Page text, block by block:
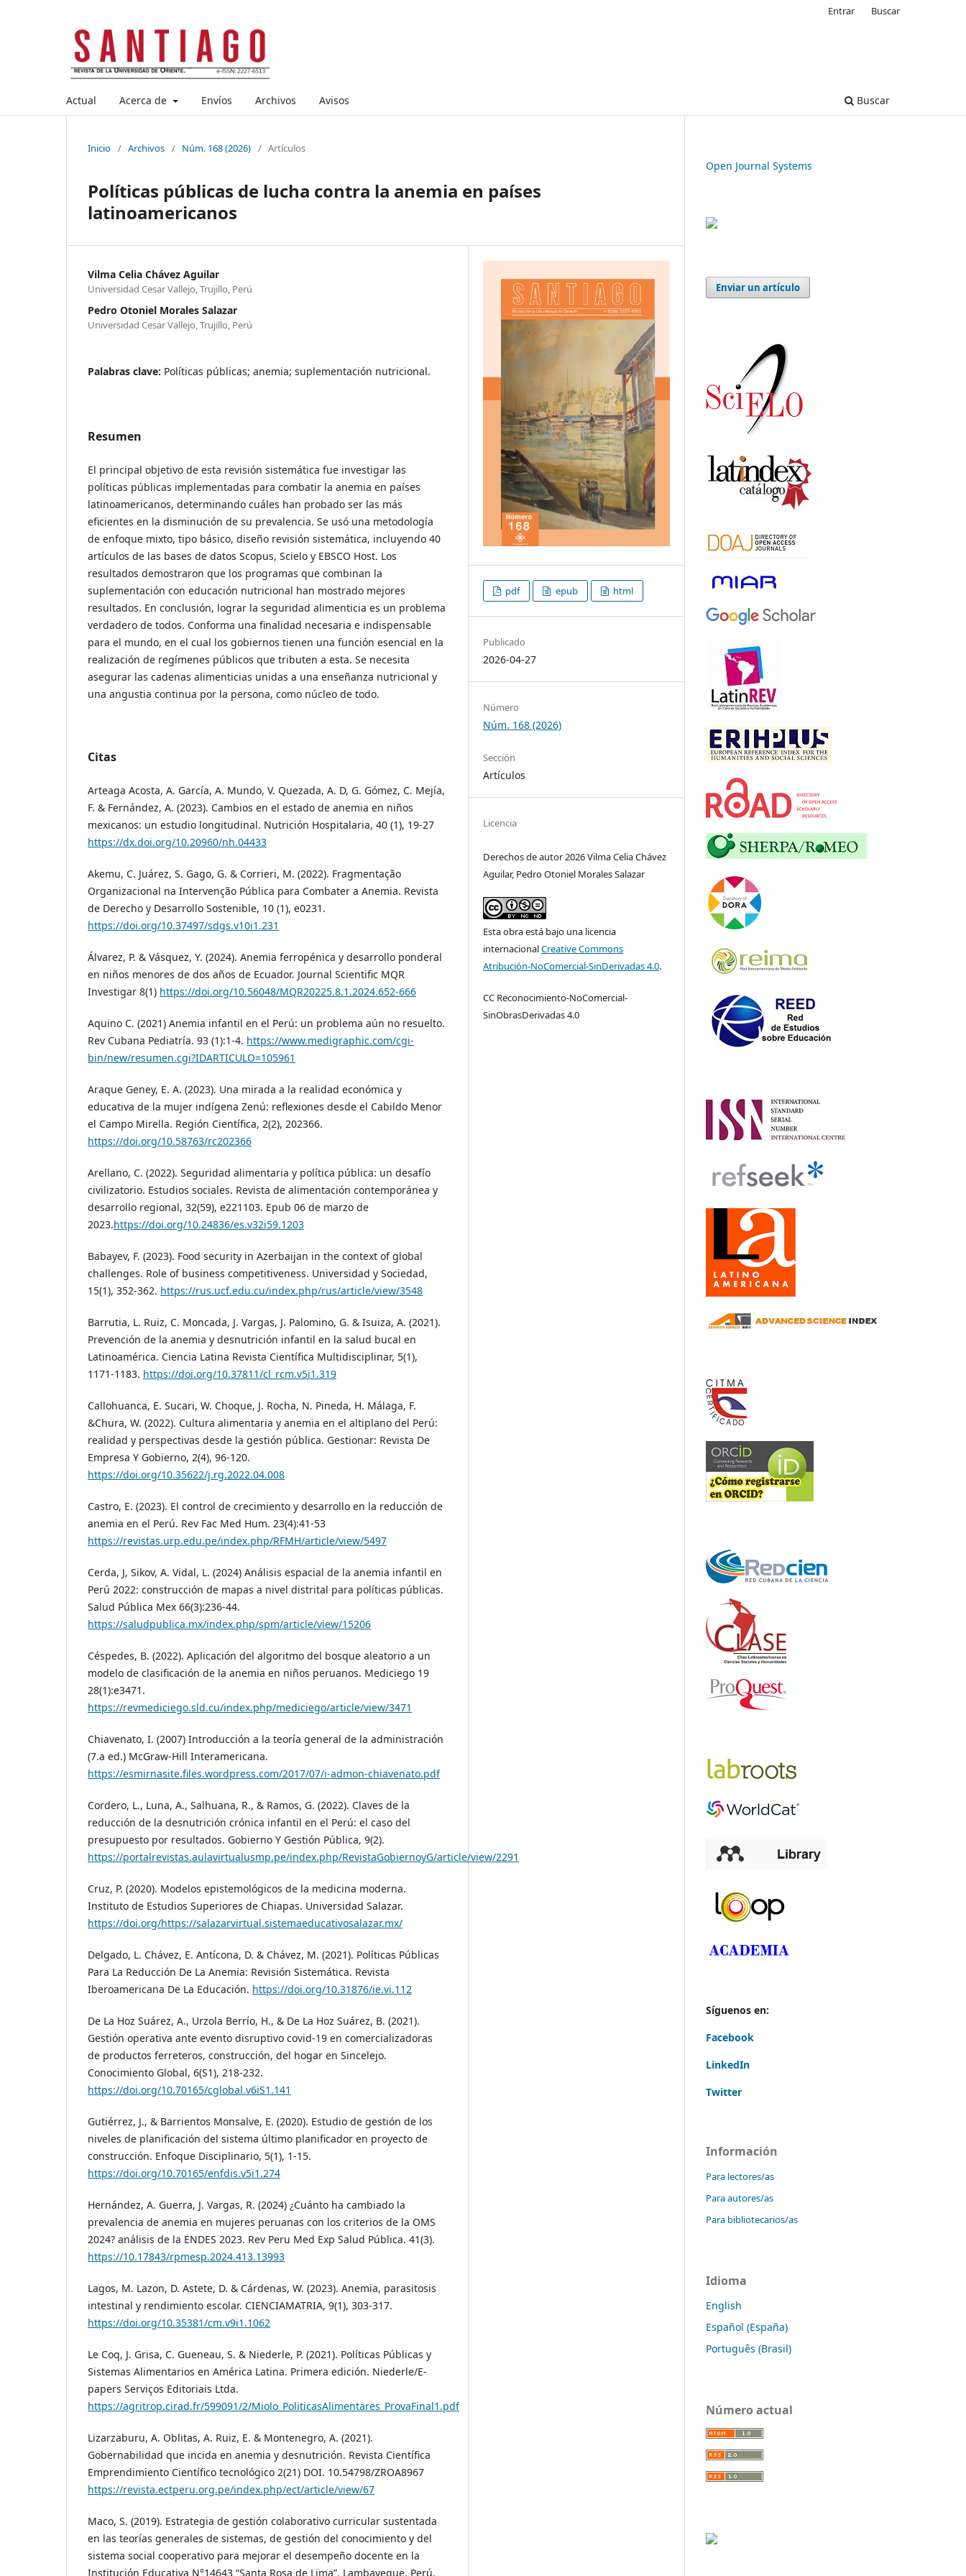
Actual Acerca de Envíos Archivos Avisos Buscar
Entrar Buscar
Inicio / Archivos / Núm. 168 (2026) / Artículos
Políticas públicas de lucha contra la anemia en países
latinoamericanos
Vilma Celia Chávez Aguilar
Universidad Cesar Vallejo, Trujillo, Perú
Pedro Otoniel Morales Salazar
Universidad Cesar Vallejo, Trujillo, Perú
Palabras clave: Políticas públicas; anemia; suplementación nutricional.
Resumen
El principal objetivo de esta revisión sistemática fue investigar las
políticas públicas implementadas para combatir la anemia en países
latinoamericanos, determinando cuáles han probado ser las más
eficientes en la disminución de su prevalencia. Se usó una metodología
de enfoque mixto, tipo básico, diseño revisión sistemática, incluyendo 40
artículos de las bases de datos Scopus, Scielo y EBSCO Host. Los
resultados demostraron que los programas que combinan la
suplementación con educación nutricional han mostrado mejores
resultados. En conclusión, lograr la seguridad alimenticia es un problema
verdadero de todos. Conforma una finalidad necesaria e indispensable
para el mundo, en el cual los gobiernos tienen una función esencial en la
realización de regímenes públicos que tributen a esta. Se necesita
asegurar las cadenas alimenticias unidas a una enseñanza nutricional y
una angustia continua por la persona, como núcleo de todo.
Citas
Arteaga Acosta, A. García, A. Mundo, V. Quezada, A. D, G. Gómez, C. Mejía,
F. & Fernández, A. (2023). Cambios en el estado de anemia en niños
mexicanos: un estudio longitudinal. Nutrición Hospitalaria, 40 (1), 19-27
https://dx.doi.org/10.20960/nh.04433
Akemu, C. Juárez, S. Gago, G. & Corrieri, M. (2022). Fragmentação
Organizacional na Intervenção Pública para Combater a Anemia. Revista
de Derecho y Desarrollo Sostenible, 10 (1), e0231.
https://doi.org/10.37497/sdgs.v10i1.231
Álvarez, P. & Vásquez, Y. (2024). Anemia ferropénica y desarrollo ponderal
en niños menores de dos años de Ecuador. Journal Scientific MQR
Investigar 8(1) https://doi.org/10.56048/MQR20225.8.1.2024.652-666
Aquino C. (2021) Anemia infantil en el Perú: un problema aún no resuelto.
Rev Cubana Pediatría. 93 (1):1-4. https://www.medigraphic.com/cgi-
bin/new/resumen.cgi?IDARTICULO=105961
Araque Geney, E. A. (2023). Una mirada a la realidad económica y
educativa de la mujer indígena Zenú: reflexiones desde el Cabildo Menor
el Campo Mirella. Región Científica, 2(2), 202366.
https://doi.org/10.58763/rc202366
Arellano, C. (2022). Seguridad alimentaria y política pública: un desafío
civilizatorio. Estudios sociales. Revista de alimentación contemporánea y
desarrollo regional, 32(59), e221103. Epub 06 de marzo de
2023.https://doi.org/10.24836/es.v32i59.1203
Babayev, F. (2023). Food security in Azerbaijan in the context of global
challenges. Role of business competitiveness. Universidad y Sociedad,
15(1), 352-362. https://rus.ucf.edu.cu/index.php/rus/article/view/3548
Barrutia, L. Ruiz, C. Moncada, J. Vargas, J. Palomino, G. & Isuiza, A. (2021).
Prevención de la anemia y desnutrición infantil en la salud bucal en
Latinoamérica. Ciencia Latina Revista Científica Multidisciplinar, 5(1),
1171-1183. https://doi.org/10.37811/cl_rcm.v5i1.319
Callohuanca, E. Sucari, W. Choque, J. Rocha, N. Pineda, H. Málaga, F.
&Chura, W. (2022). Cultura alimentaria y anemia en el altiplano del Perú:
realidad y perspectivas desde la gestión pública. Gestionar: Revista De
Empresa Y Gobierno, 2(4), 96-120.
https://doi.org/10.35622/j.rg.2022.04.008
Castro, E. (2023). El control de crecimiento y desarrollo en la reducción de
anemia en el Perú. Rev Fac Med Hum. 23(4):41-53
https://revistas.urp.edu.pe/index.php/RFMH/article/view/5497
Cerda, J, Sikov, A. Vidal, L. (2024) Análisis espacial de la anemia infantil en
Perú 2022: construcción de mapas a nivel distrital para políticas públicas.
Salud Pública Mex 66(3):236-44.
https://saludpublica.mx/index.php/spm/article/view/15206
Céspedes, B. (2022). Aplicación del algoritmo del bosque aleatorio a un
modelo de clasificación de la anemia en niños peruanos. Mediciego 19
28(1):e3471.
https://revmediciego.sld.cu/index.php/mediciego/article/view/3471
Chiavenato, I. (2007) Introducción a la teoría general de la administración
(7.a ed.) McGraw-Hill Interamericana.
https://esmirnasite.files.wordpress.com/2017/07/i-admon-chiavenato.pdf
Cordero, L., Luna, A., Salhuana, R., & Ramos, G. (2022). Claves de la
reducción de la desnutrición crónica infantil en el Perú: el caso del
presupuesto por resultados. Gobierno Y Gestión Pública, 9(2).
https://portalrevistas.aulavirtualusmp.pe/index.php/RevistaGobiernoyG/article/view/2291
Cruz, P. (2020). Modelos epistemológicos de la medicina moderna.
Instituto de Estudios Superiores de Chiapas. Universidad Salazar.
https://doi.org/https://salazarvirtual.sistemaeducativosalazar.mx/
Delgado, L. Chávez, E. Antícona, D. & Chávez, M. (2021). Políticas Públicas
Para La Reducción De La Anemia: Revisión Sistemática. Revista
Iberoamericana De La Educación. https://doi.org/10.31876/ie.vi.112
De La Hoz Suárez, A., Urzola Berrío, H., & De La Hoz Suárez, B. (2021).
Gestión operativa ante evento disruptivo covid-19 en comercializadoras
de productos ferreteros, construcción, del hogar en Sincelejo.
Conocimiento Global, 6(S1), 218-232.
https://doi.org/10.70165/cglobal.v6iS1.141
Gutiérrez, J., & Barrientos Monsalve, E. (2020). Estudio de gestión de los
niveles de planificación del sistema último planificador en proyecto de
construcción. Enfoque Disciplinario, 5(1), 1-15.
https://doi.org/10.70165/enfdis.v5i1.274
Hernández, A. Guerra, J. Vargas, R. (2024) ¿Cuánto ha cambiado la
prevalencia de anemia en mujeres peruanas con los criterios de la OMS
2024? análisis de la ENDES 2023. Rev Peru Med Exp Salud Pública. 41(3).
https://10.17843/rpmesp.2024.413.13993
Lagos, M. Lazon, D. Astete, D. & Cárdenas, W. (2023). Anemia, parasitosis
intestinal y rendimiento escolar. CIENCIAMATRIA, 9(1), 303-317.
https://doi.org/10.35381/cm.v9i1.1062
Le Coq, J. Grisa, C. Gueneau, S. & Niederle, P. (2021). Políticas Públicas y
Sistemas Alimentarios en América Latina. Primera edición. Niederle/E-
papers Serviços Editoriais Ltda.
https://agritrop.cirad.fr/599091/2/Miolo_PoliticasAlimentares_ProvaFinal1.pdf
Lizarzaburu, A. Oblitas, A. Ruiz, E. & Montenegro, A. (2021).
Gobernabilidad que incida en anemia y desnutrición. Revista Científica
Emprendimiento Científico tecnológico 2(21) DOI. 10.54798/ZROA8967
https://revista.ectperu.org.pe/index.php/ect/article/view/67
Maco, S. (2019). Estrategia de gestión colaborativo curricular sustentada
en las teorías generales de sistemas, de gestión del conocimiento y del
sistema social cooperativo para mejorar el desempeño docente en la
Institución Educativa N°14643 “Santa Rosa de Lima”. Lambayeque, Perú.
pdf epub html
Publicado
2026-04-27
Número
Núm. 168 (2026)
Sección
Artículos
Licencia
Derechos de autor 2026 Vilma Celia Chávez
Aguilar, Pedro Otoniel Morales Salazar
Esta obra está bajo una licencia
internacionalCreative Commons
Atribución-NoComercial-SinDerivadas 4.0.
CC Reconocimiento-NoComercial-
SinObrasDerivadas 4.0
Open Journal Systems
Enviar un artículo
Síguenos en:
Facebook
LinkedIn
Twitter
Información
Para lectores/as
Para autores/as
Para bibliotecarios/as
Idioma
English
Español (España)
Português (Brasil)
Número actual